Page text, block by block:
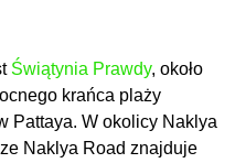
Świątynia Prawdy, około
krańca plaży
Pattaya. W okolicy Naklya
Naklya Road znajduje